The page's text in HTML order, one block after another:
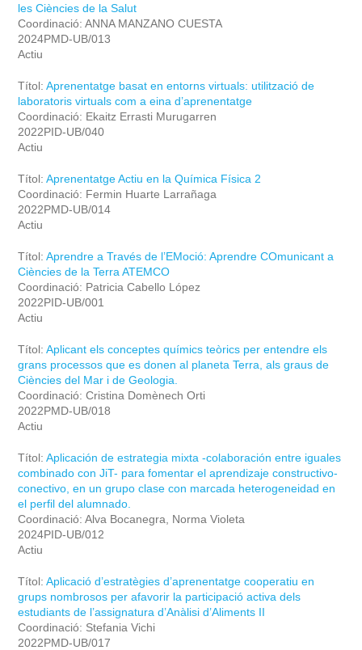
les Ciències de la Salut
Coordinació: ANNA MANZANO CUESTA
2024PMD-UB/013
Actiu
Títol: Aprenentatge basat en entorns virtuals: utilització de
laboratoris virtuals com a eina d’aprenentatge
Coordinació: Ekaitz Errasti Murugarren
2022PID-UB/040
Actiu
Títol: Aprenentatge Actiu en la Química Física 2
Coordinació: Fermin Huarte Larrañaga
2022PMD-UB/014
Actiu
Títol: Aprendre a Través de l’EMoció: Aprendre COmunicant a
Ciències de la Terra ATEMCO
Coordinació: Patricia Cabello López
2022PID-UB/001
Actiu
Títol: Aplicant els conceptes químics teòrics per entendre els
grans processos que es donen al planeta Terra, als graus de
Ciències del Mar i de Geologia.
Coordinació: Cristina Domènech Orti
2022PMD-UB/018
Actiu
Títol: Aplicación de estrategia mixta -colaboración entre iguales
combinado con JiT- para fomentar el aprendizaje constructivo-
conectivo, en un grupo clase con marcada heterogeneidad en
el perfil del alumnado.
Coordinació: Alva Bocanegra, Norma Violeta
2024PID-UB/012
Actiu
Títol: Aplicació d’estratègies d’aprenentatge cooperatiu en
grups nombrosos per afavorir la participació activa dels
estudiants de l’assignatura d’Anàlisi d’Aliments II
Coordinació: Stefania Vichi
2022PMD-UB/017